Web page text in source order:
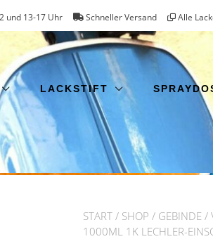
und 13-17 Uhr Schneller Versand Alle
LACKSTIFT
START / SHOP / GEBINDE /
1000ML 1K LECHLER-